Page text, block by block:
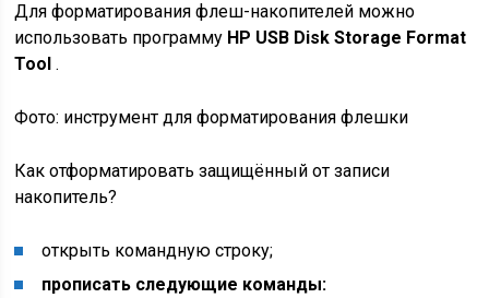
Для форматирования флеш-накопителей можно
использовать программу HP USB Disk Storage Format
Tool .
Фото: инструмент для форматирования флешки
Как отформатировать защищённый от записи
накопитель?
открыть командную строку;
прописать следующие команды: